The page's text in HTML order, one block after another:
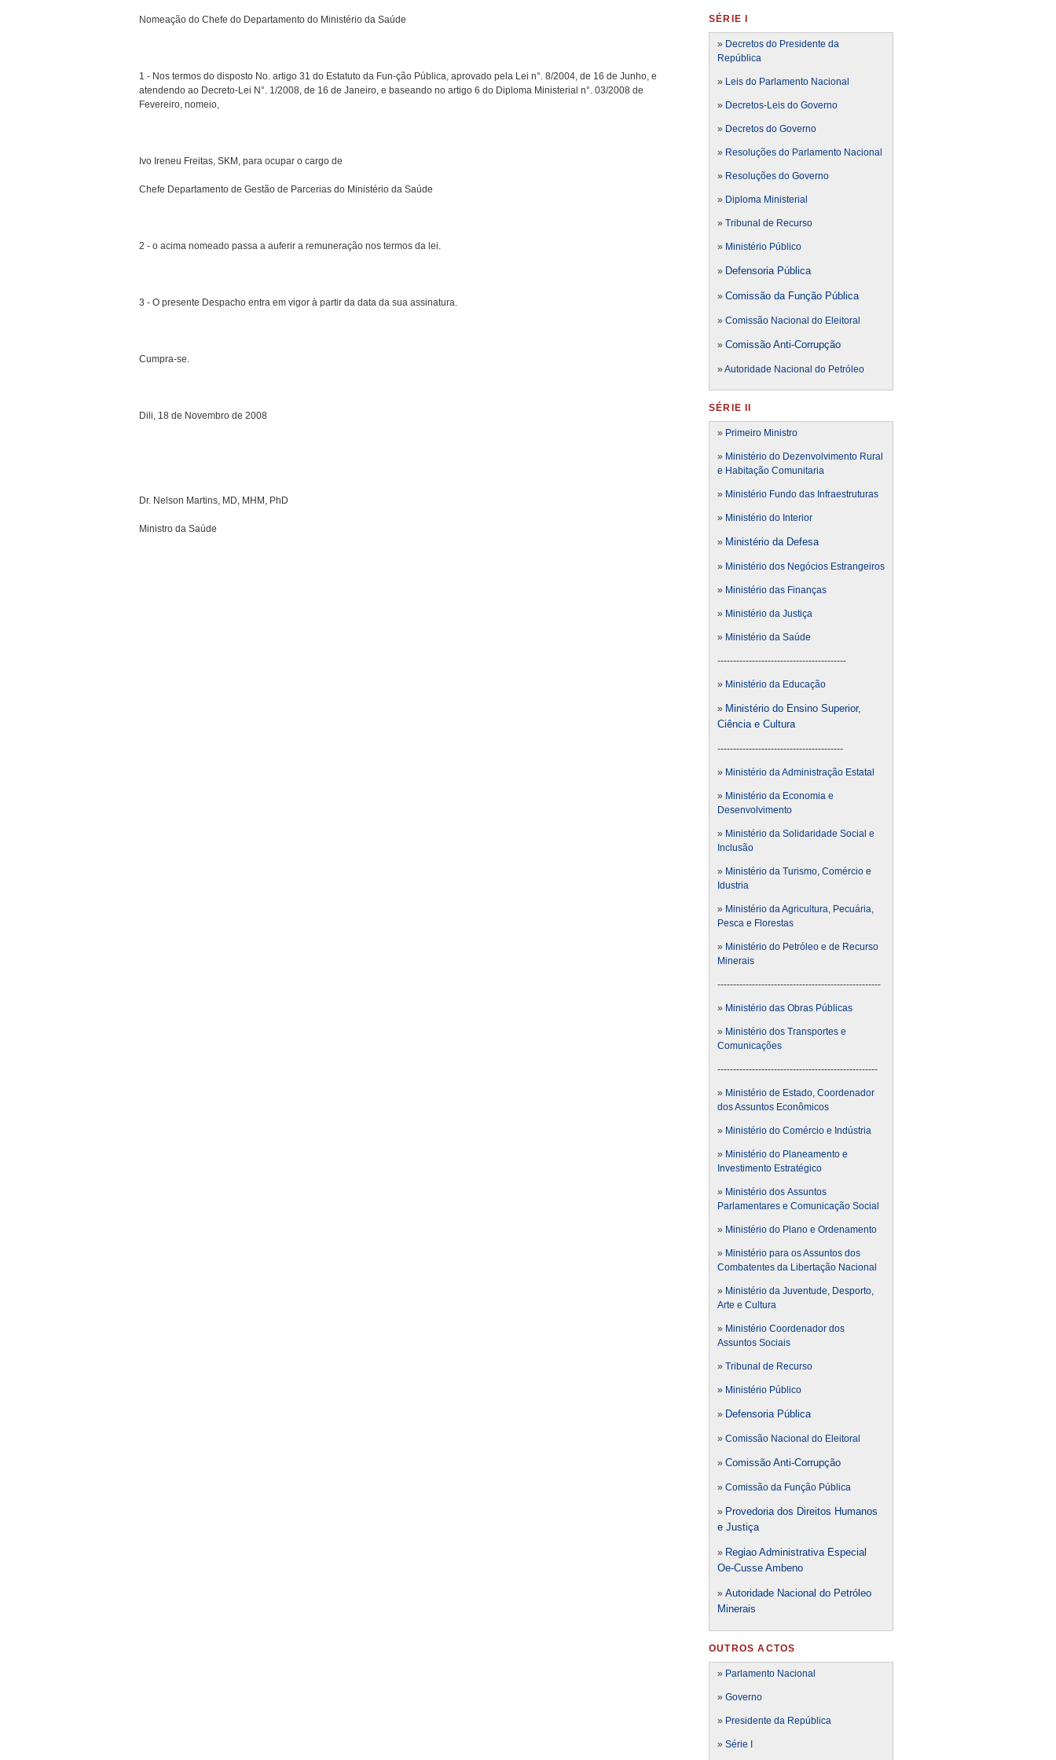
Nomeação do Chefe do Departamento do Ministério da Saúde
1 - Nos termos do disposto No. artigo 31 do Estatuto da Fun-ção Pública, aprovado pela Lei n°. 8/2004, de 16 de Junho, e
atendendo ao Decreto-Lei N°. 1/2008, de 16 de Janeiro, e baseando no artigo 6 do Diploma Ministerial n°. 03/2008 de
Fevereiro, nomeio,
Ivo Ireneu Freitas, SKM, para ocupar o cargo de
Chefe Departamento de Gestão de Parcerias do Ministério da Saúde
2 - o acima nomeado passa a auferir a remuneração nos termos da lei.
3 - O presente Despacho entra em vigor à partir da data da sua assinatura.
Cumpra-se.
Dili, 18 de Novembro de 2008
Dr. Nelson Martins, MD, MHM, PhD
Ministro da Saúde
SÉRIE I
» Decretos do Presidente da
República
» Leis do Parlamento Nacional
» Decretos-Leis do Governo
» Decretos do Governo
» Resoluções do Parlamento Nacional
» Resoluções do Governo
» Diploma Ministerial
» Tribunal de Recurso
» Ministério Público
» Defensoria Pública
» Comissão da Função Pública
» Comissão Nacional do Eleitoral
» Comissão Anti-Corrupção
» Autoridade Nacional do Petróleo
SÉRIE II
» Primeiro Ministro
» Ministério do Dezenvolvimento Rural
e Habitação Comunitaria
» Ministério Fundo das Infraestruturas
» Ministério do Interior
» Ministério da Defesa
» Ministério dos Negócios Estrangeiros
» Ministério das Finanças
» Ministério da Justiça
» Ministério da Saúde
-----------------------------------------
» Ministério da Educação
» Ministério do Ensino Superior,
Ciência e Cultura
----------------------------------------
» Ministério da Administração Estatal
» Ministério da Economia e
Desenvolvimento
» Ministério da Solidaridade Social e
Inclusão
» Ministério da Turismo, Comércio e
Idustria
» Ministério da Agricultura, Pecuária,
Pesca e Florestas
» Ministério do Petróleo e de Recurso
Minerais
----------------------------------------------------
» Ministério das Obras Públicas
» Ministério dos Transportes e
Comunicações
---------------------------------------------------
» Ministério de Estado, Coordenador
dos Assuntos Econômicos
» Ministério do Comércio e Indústria
» Ministério do Planeamento e
Investimento Estratégico
» Ministério dos Assuntos
Parlamentares e Comunicação Social
» Ministério do Plano e Ordenamento
» Ministério para os Assuntos dos
Combatentes da Libertação Nacional
» Ministério da Juventude, Desporto,
Arte e Cultura
» Ministério Coordenador dos
Assuntos Sociais
» Tribunal de Recurso
» Ministério Público
» Defensoria Pública
» Comissão Nacional do Eleitoral
» Comissão Anti-Corrupção
» Comissão da Função Pública
» Provedoria dos Direitos Humanos
e Justiça
» Regiao Administrativa Especial
Oe-Cusse Ambeno
» Autoridade Nacional do Petróleo
Minerais
OUTROS ACTOS
» Parlamento Nacional
» Governo
» Presidente da República
» Série I